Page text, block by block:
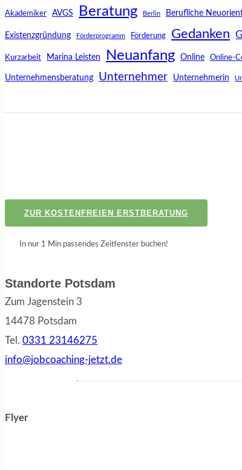
Akademiker AVGS Beratung Berlin Berufliche
Existenzgründung Förderprogramm Förderung Gedanken
Kurzarbeit Marina Leisten Neuanfang Online Online-
Unternehmensberatung Unternehmer Unternehmerin
ZUR KOSTENFREIEN ERSTBERATUNG
In nur 1 Min passendes Zeitfenster buchen!
Standorte Potsdam
Zum Jagenstein 3
14478 Potsdam
Tel. 0331 23146275
info@jobcoaching-jetzt.de
Flyer